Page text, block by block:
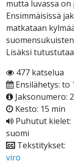
mutta luvassa
Ensimmäisissä
matkataan
Lisäksi
477 katselua
Ensilähetys: to
Jaksonumero:
Kesto: 15 min
Puhutut kielet:
suomi
Tekstitykset:
viro